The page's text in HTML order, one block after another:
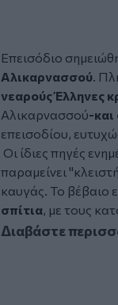
Επεισόδιο
Αλικαρνασσού.
νεαρούς Έλληνες
Αλικαρνασσού-και
επεισοδίου,
Οι ίδιες πηγές
παραμείνει
καυγάς. Το βέβαιο
σπίτια, με τους
Διαβάστε